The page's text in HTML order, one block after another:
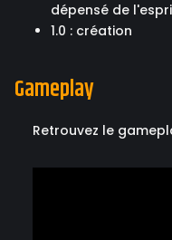
dépensé de
1.0 : création
Gameplay
Retrouvez le